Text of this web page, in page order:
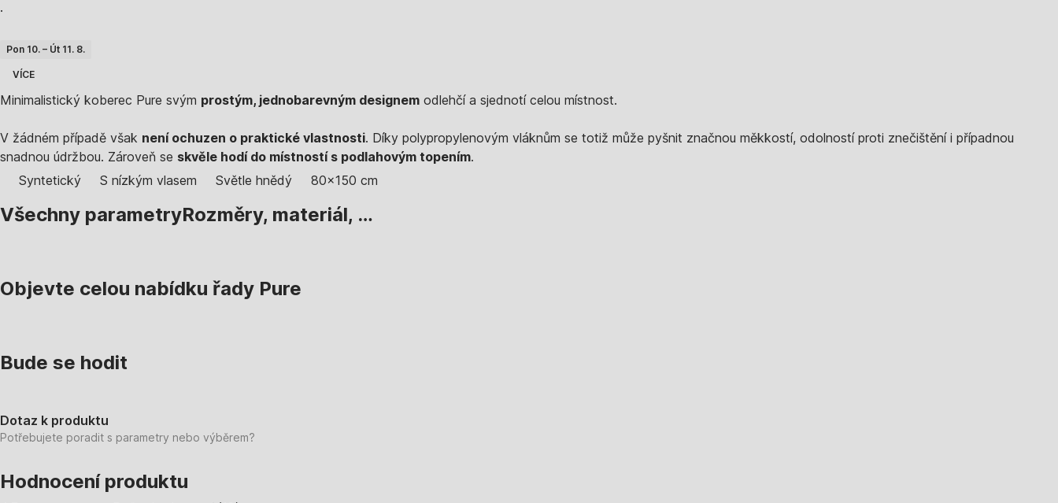
·
Pon 10. – Út 11. 8.
VÍCE
Minimalistický koberec Pure svým prostým, jednobarevným designem odlehčí a sjednotí celou místnost.
V žádném případě však není ochuzen o praktické vlastnosti. Díky polypropylenovým vláknům se totiž může pyšnit značnou měkkostí, odolností proti znečištění i případnou
snadnou údržbou. Zároveň se skvěle hodí do místností s podlahovým topením.
Syntetický
S nízkým vlasem Světle hnědý 80x150 cm
Všechny parametryRozměry, materiál, …
Objevte celou nabídku řady Pure
Bude se hodit
Dotaz k produktu
Potřebujete poradit s parametry nebo výběrem?
Hodnocení produktu